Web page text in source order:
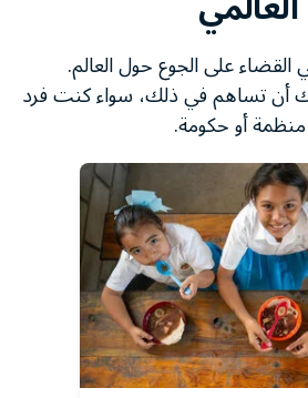
على الجوع حول العالم.
أن تساهم في ذلك، سواء كنت فرد
منظمة أو حكومة.